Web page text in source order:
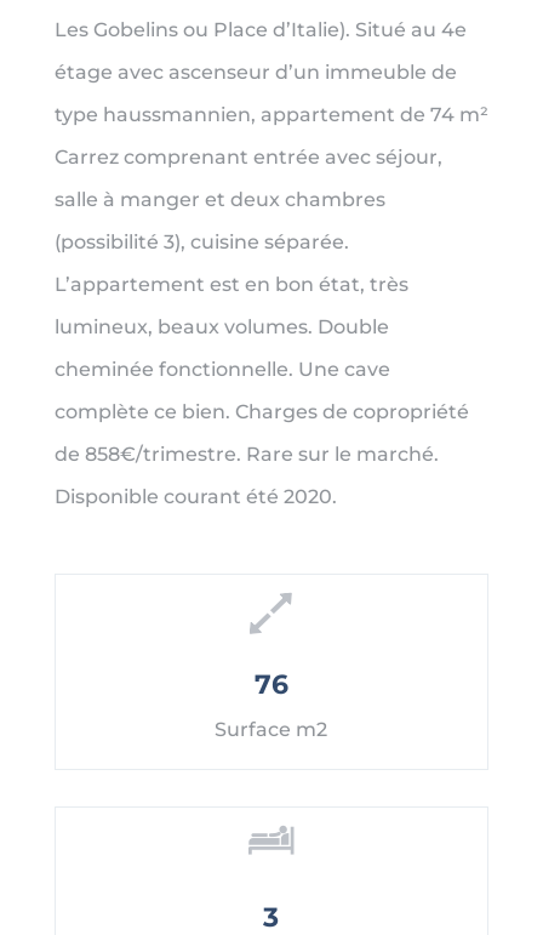
Les Gobelins ou Place d’Italie). Situé au 4e
étage avec ascenseur d’un immeuble de
type haussmannien, appartement de 74 m²
Carrez comprenant entrée avec séjour,
salle à manger et deux chambres
(possibilité 3), cuisine séparée.
L’appartement est en bon état, très
lumineux, beaux volumes. Double
cheminée fonctionnelle. Une cave
complète ce bien. Charges de copropriété
de 858€/trimestre. Rare sur le marché.
Disponible courant été 2020.
76
Surface m2
3